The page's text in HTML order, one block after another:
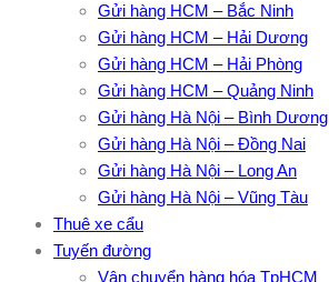
Gửi hàng HCM – Bắc Ninh
Gửi hàng HCM – Hải Dương
Gửi hàng HCM – Hải Phòng
Gửi hàng HCM – Quảng Ninh
Gửi hàng Hà Nội – Bình Dương
Gửi hàng Hà Nội – Đồng Nai
Gửi hàng Hà Nội – Long An
Gửi hàng Hà Nội – Vũng Tàu
Thuê xe cẩu
Tuyến đường
Vận chuyển hàng hóa TpHCM